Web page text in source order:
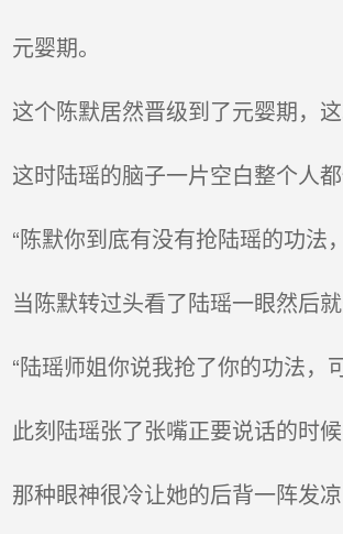
元婴期。
这个陈默居然晋级到了元婴期，
这时陆瑶的脑子一片空白整个人
“陈默你到底有没有抢陆瑶的功法
当陈默转过头看了陆瑶一眼然后
“陆瑶师姐你说我抢了你的功法，
此刻陆瑶张了张嘴正要说话的时
那种眼神很冷让她的后背一阵发凉